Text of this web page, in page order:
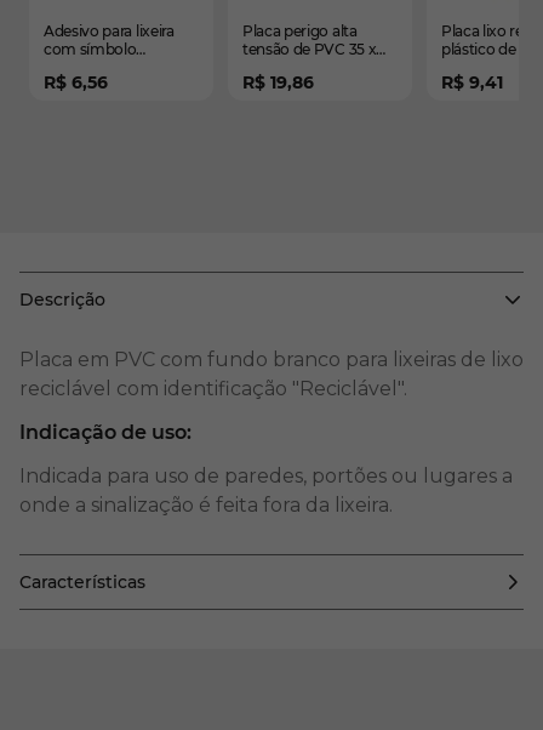
Adesivo para lixeira
com símbolo
12,6 x 19,5 x 15,5cm
R$ 6,56
Placa perigo alta
tensão de PVC 35 x
R$ 19,86
Placa lixo
plástico de
R$ 9,41
Descrição
Placa em PVC com fundo branco para lixeiras de lixo
reciclável com identificação "Reciclável".
Indicação de uso:
Indicada para uso de paredes, portões ou lugares a
onde a sinalização é feita fora da lixeira.
Características